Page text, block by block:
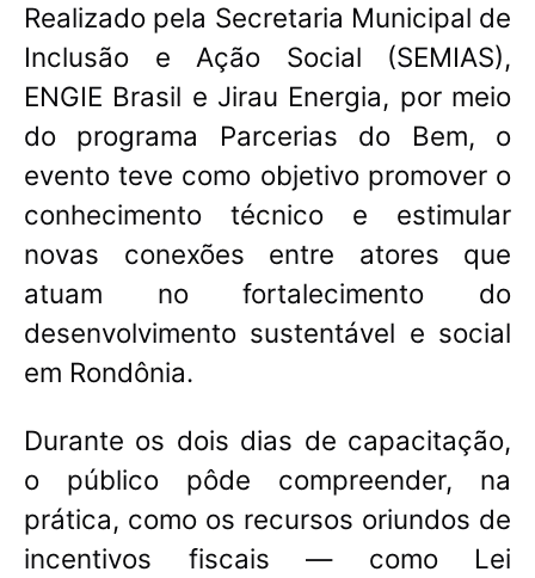
Realizado pela Secretaria Municipal de
Inclusão e Ação Social (SEMIAS),
ENGIE Brasil e Jirau Energia, por meio
do programa Parcerias do Bem, o
evento teve como objetivo promover o
conhecimento técnico e estimular
novas conexões entre atores que
atuam no fortalecimento do
desenvolvimento sustentável e social
em Rondônia.
Durante os dois dias de capacitação,
o público pôde compreender, na
prática, como os recursos oriundos de
incentivos fiscais — como Lei